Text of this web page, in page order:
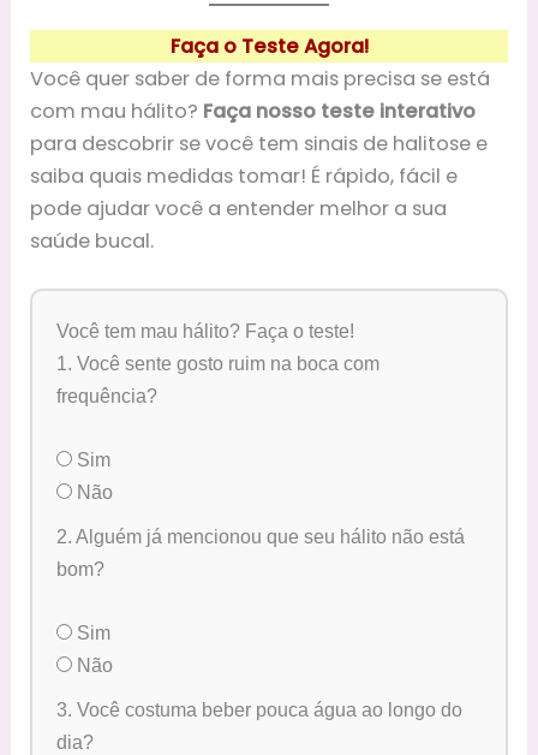
Faça o Teste Agora!
Você quer saber de forma mais precisa se está
com mau hálito? Faça nosso teste interativo
para descobrir se você tem sinais de halitose e
saiba quais medidas tomar! É rápido, fácil e
pode ajudar você a entender melhor a sua
saúde bucal.
Você tem mau hálito? Faça o teste!
1. Você sente gosto ruim na boca com
frequência?
Sim
Não
2. Alguém já mencionou que seu hálito não está
bom?
Sim
Não
3. Você costuma beber pouca água ao longo do
dia?